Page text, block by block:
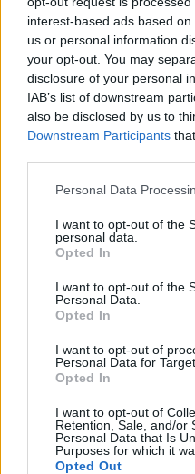
interest-based ads based
us or personal information
your opt-out. You may
disclosure of your personal
IAB’s list of downstream
also be disclosed by us to
Downstream Participants
Personal Data
I want to opt-out of the
personal data.
Opted In
I want to opt-out of the
Personal Data.
Opted In
I want to opt-out of
Personal Data for
Opted In
I want to opt-out of
Retention, Sale, and/or
Personal Data that Is
Purposes for which it
Opted Out
In evidenza